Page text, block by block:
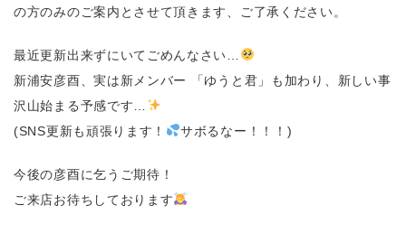
の方のみのご案内とさせて頂きます、ご了承ください。
最近更新出来ずにいてごめんなさい…
新浦安彦酉、実は新メンバー 「ゆうと君」も加わり、新しい事
沢山始まる予感です…
(SNS更新も頑張ります！
サボるなー！！！)
今後の彦酉に乞うご期待！
ご来店お待ちしております